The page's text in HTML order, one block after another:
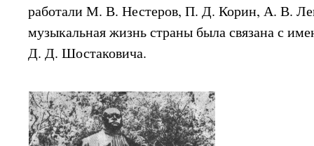
работали М. В. Нестеров, П. Д. Корин, А. В.
музыкальная жизнь страны была связана с
Д. Д. Шостаковича.